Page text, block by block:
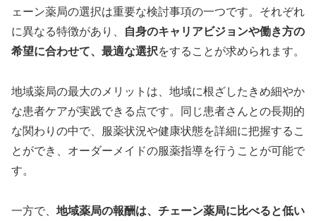
ェーン薬局の選択は重要な検討事項の一つです。それぞれ
に異なる特徴があり、 自身のキャリアビジョンや働き方の
希望に合わせて、最適な選択をすることが求められます。
地域薬局の最大のメリットは、地域に根ざしたきめ細やか
な患者ケアが実践できる点です。同じ患者さんとの長期的
な関わりの中で、服薬状況や健康状態を詳細に把握するこ
とができ、オーダーメイドの服薬指導を行うことが可能で
す。
一方で、 地域薬局の報酬は、チェーン薬局に比べると低い